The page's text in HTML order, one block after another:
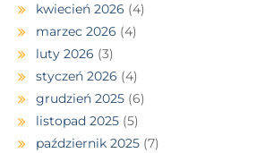
kwiecień 2026 (4)
marzec 2026 (4)
luty 2026 (3)
styczeń 2026 (4)
grudzień 2025 (6)
listopad 2025 (5)
październik 2025 (7)